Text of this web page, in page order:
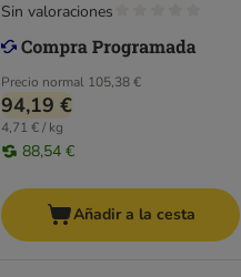
Precio normal 105,38 €
94,19 €
4,71 € / kg
88,54 €
Sin valoraciones
Añadir a la cesta